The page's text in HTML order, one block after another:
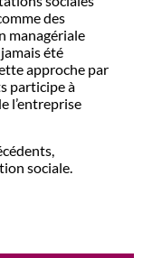
des
managériale
été
approche par
participe à
l’entreprise
sociale.